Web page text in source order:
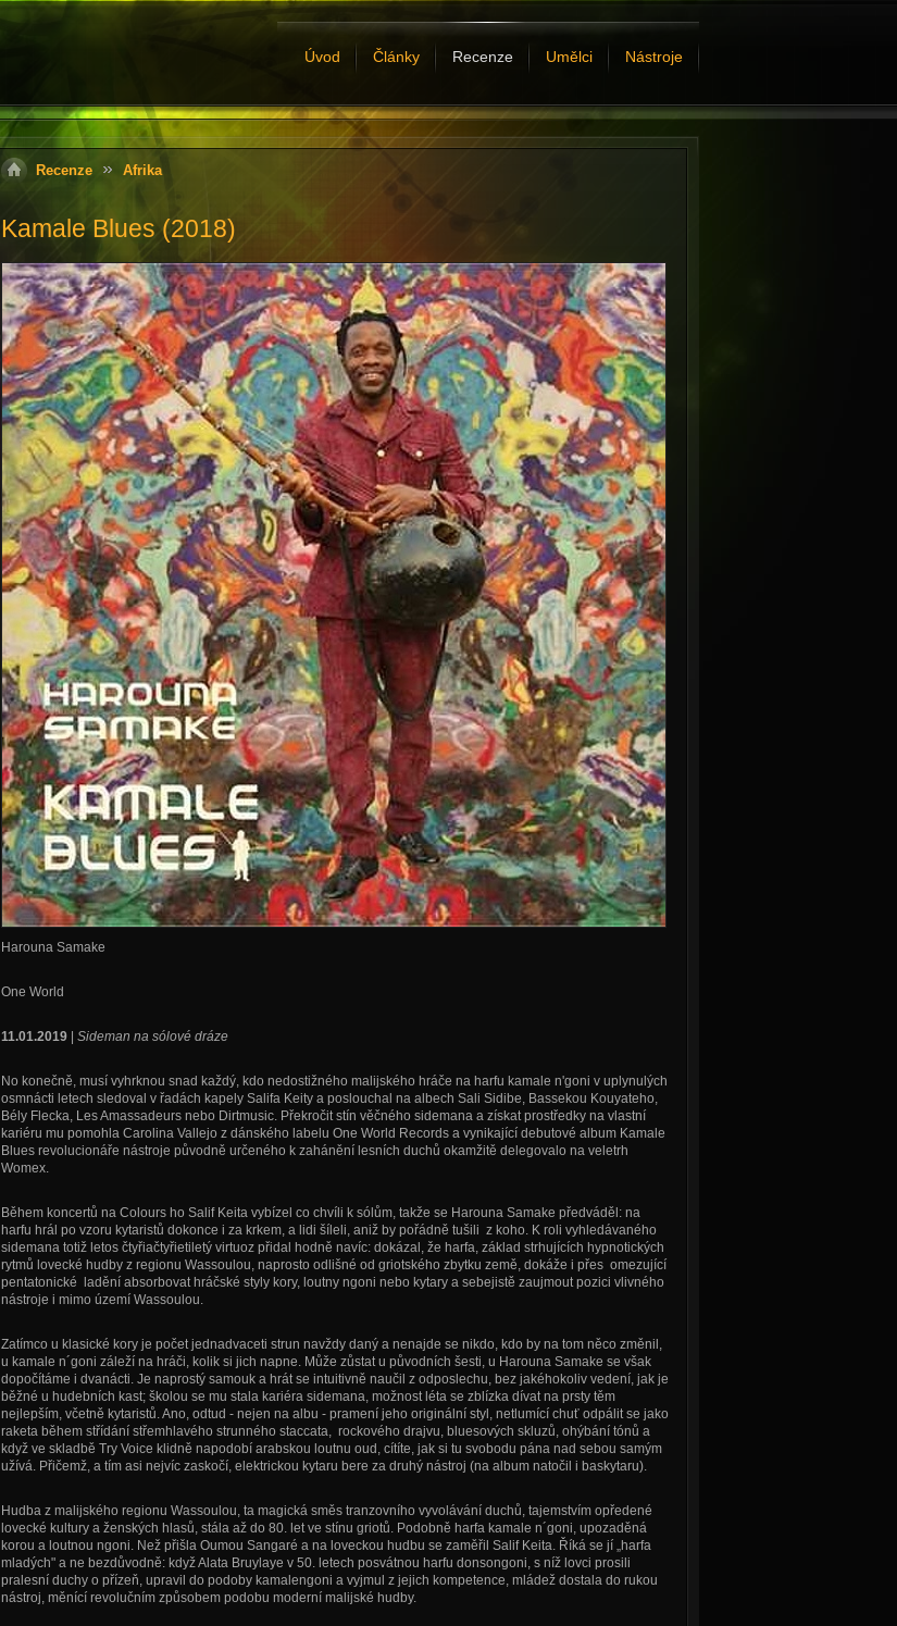
Úvod Články Recenze Umělci Nástroje
Recenze Afrika
Kamale Blues (2018)
Harouna Samake
One World
11.01.2019| Sideman na sólové dráze
No konečně, musí vyhrknou snad každý, kdo nedostižného malijského hráče na harfu kamale n'goni v uplynulých
osmnácti letech sledoval v řadách kapely Salifa Keity a poslouchal na albech Sali Sidibe, Bassekou Kouyateho,
Bély Flecka, Les Amassadeurs nebo Dirtmusic. Překročit stín věčného sidemana a získat prostředky na vlastní
kariéru mu pomohla Carolina Vallejo z dánského labelu One World Records a vynikající debutové album Kamale
Blues revolucionáře nástroje původně určeného k zahánění lesních duchů okamžitě delegovalo na veletrh
Womex.
Během koncertů na Colours ho Salif Keita vybízel co chvíli k sólům, takže se Harouna Samake předváděl: na
harfu hrál po vzoru kytaristů dokonce i za krkem, a lidi šíleli, aniž by pořádně tušili z koho. K roli vyhledávaného
sidemana totiž letos čtyřiačtyřietiletý virtuoz přidal hodně navíc: dokázal, že harfa, základ strhujících hypnotických
rytmů lovecké hudby z regionu Wassoulou, naprosto odlišné od griotského zbytku země, dokáže i přes omezující
pentatonické ladění absorbovat hráčské styly kory, loutny ngoni nebo kytary a sebejistě zaujmout pozici vlivného
nástroje i mimo území Wassoulou.
Zatímco u klasické kory je počet jednadvaceti strun navždy daný a nenajde se nikdo, kdo by na tom něco změnil,
u kamale n´goni záleží na hráči, kolik si jich napne. Může zůstat u původních šesti, u Harouna Samake se však
dopočítáme i dvanácti. Je naprostý samouk a hrát se intuitivně naučil z odposlechu, bez jakéhokoliv vedení, jak je
běžné u hudebních kast; školou se mu stala kariéra sidemana, možnost léta se zblízka dívat na prsty těm
nejlepším, včetně kytaristů. Ano, odtud - nejen na albu - pramení jeho originální styl, netlumící chuť odpálit se jako
raketa během střídání střemhlavého strunného staccata, rockového drajvu, bluesových skluzů, ohýbání tónů a
když ve skladbě Try Voice klidně napodobí arabskou loutnu oud, cítíte, jak si tu svobodu pána nad sebou samým
užívá. Přičemž, a tím asi nejvíc zaskočí, elektrickou kytaru bere za druhý nástroj (na album natočil i baskytaru).
Hudba z malijského regionu Wassoulou, ta magická směs tranzovního vyvolávání duchů, tajemstvím opředené
lovecké kultury a ženských hlasů, stála až do 80. let ve stínu griotů. Podobně harfa kamale n´goni, upozaděná
korou a loutnou ngoni. Než přišla Oumou Sangaré a na loveckou hudbu se zaměřil Salif Keita. Říká se jí „harfa
mladých" a ne bezdůvodně: když Alata Bruylaye v 50. letech posvátnou harfu donsongoni, s níž lovci prosili
pralesní duchy o přízeň, upravil do podoby kamalengoni a vyjmul z jejich kompetence, mládež dostala do rukou
nástroj, měnící revolučním způsobem podobu moderní malijské hudby.